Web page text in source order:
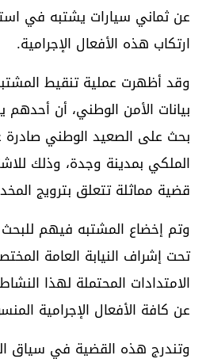
عن ثماني سيارات يشتبه في
ارتكاب هذه الأفعال الإجرامية.
وقد أظهرت عملية تنقيط
بيانات الأمن الوطني، أن
بحث على الصعيد الوطني صادرة
الملكي بمدينة وجدة، وذلك
قضية مماثلة تتعلق بترويج
وتم إخضاع المشتبه فيهم
تحت إشراف النيابة العامة
الامتدادات المحتملة لهذا
عن كافة الأفعال الإجرامية
وتندرج هذه القضية في سياق